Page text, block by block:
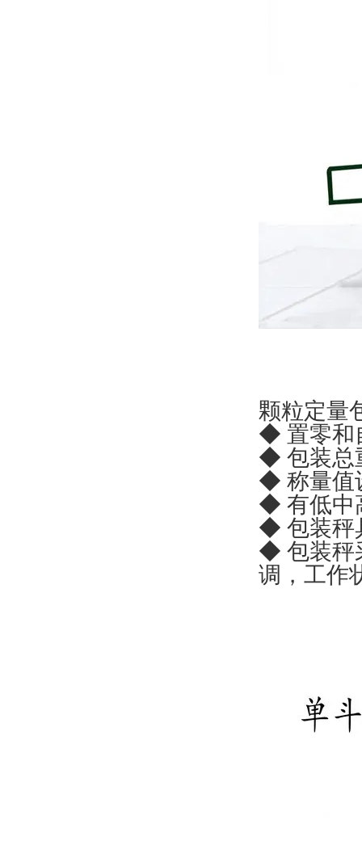
颗粒定量
◆ 置零和
◆ 包装总
◆ 称量值
◆ 有低中
◆ 包装秤
◆ 包装秤
调，工作